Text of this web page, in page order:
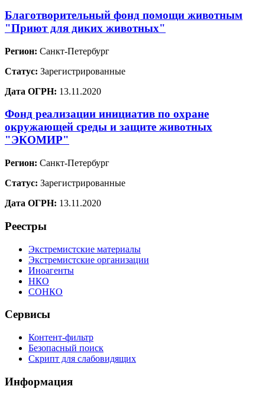
Благотворительный фонд помощи животным
"Приют для диких животных"
Регион: Санкт-Петербург
Статус: Зарегистрированные
Дата ОГРН: 13.11.2020
Фонд реализации инициатив по охране
окружающей среды и защите животных
"ЭКОМИР"
Регион: Санкт-Петербург
Статус: Зарегистрированные
Дата ОГРН: 13.11.2020
Реестры
Экстремистские материалы
Экстремистские организации
Иноагенты
НКО
СОНКО
Сервисы
Контент-фильтр
Безопасный поиск
Скрипт для слабовидящих
Информация